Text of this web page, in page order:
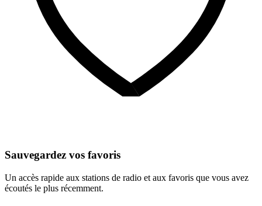
Sauvegardez vos favoris
Un accès rapide aux stations de radio et aux favoris que vous avez
écoutés le plus récemment.